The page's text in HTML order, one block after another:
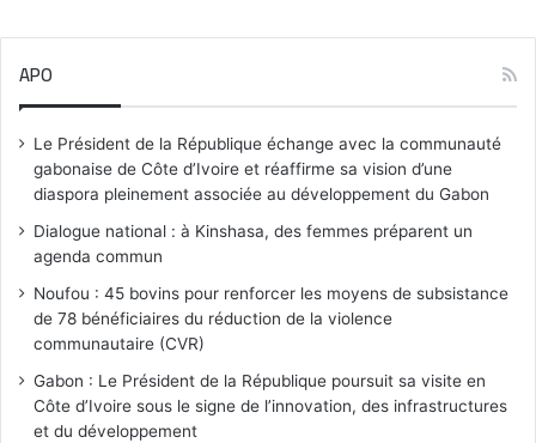
APO
Le Président de la République échange avec la communauté
gabonaise de Côte d’Ivoire et réaffirme sa vision d’une
diaspora pleinement associée au développement du Gabon
Dialogue national : à Kinshasa, des femmes préparent un
agenda commun
Noufou : 45 bovins pour renforcer les moyens de subsistance
de 78 bénéficiaires du réduction de la violence
communautaire (CVR)
Gabon : Le Président de la République poursuit sa visite en
Côte d’Ivoire sous le signe de l’innovation, des infrastructures
et du développement